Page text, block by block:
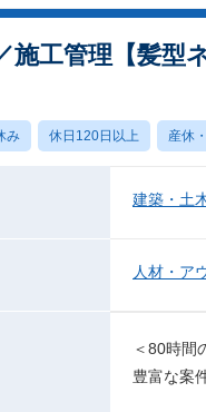
工管理【髪型
み 休日120日以上 産休
建築・土
人材・ア
＜80時間
豊富な案